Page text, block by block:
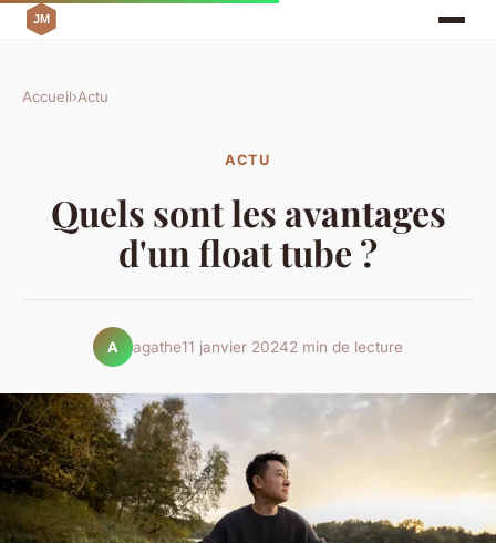
Accueil›Actu
ACTU
Quels sont les avantages
d'un float tube ?
A agathe11 janvier 20242 min de lecture